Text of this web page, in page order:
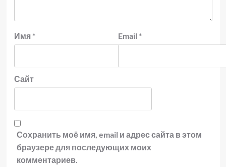
Имя * Email *
Сайт
Сохранить моё имя, email и адрес сайта в этом
браузере для последующих моих
комментариев.